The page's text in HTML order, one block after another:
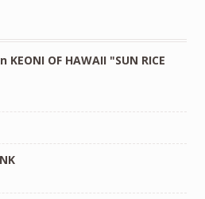
KEONI OF HAWAII "SUN RICE